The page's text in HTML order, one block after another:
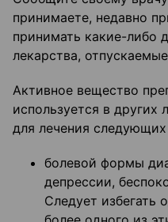
принимаете, недавно
принимать какие-либо
лекарства,
Активное вещество
используется в других
для лечения
болевой формы
депрессии,
Следует избегать